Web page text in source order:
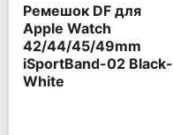
Ремешок DF для
Apple Watch
42/44/45/49mm
iSportBand-02 Black-
White